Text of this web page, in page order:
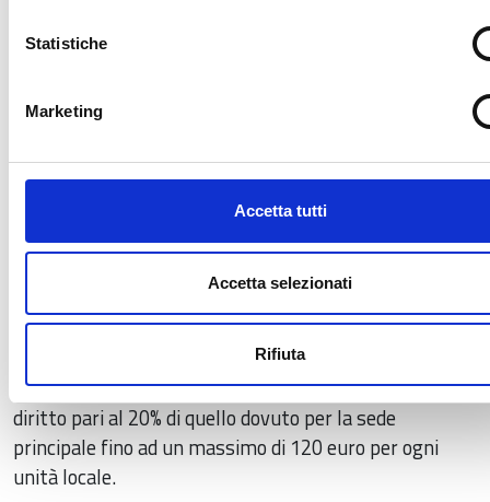
Statistiche
Marketing
Accetta tutti
Accetta selezionati
Rifiuta
imprese individuali
società semplici non agricole
società fra professionisti (D.Lgs. 96/2001) euro
24
unità locali o sedi secondarie di imprese
estere
soggetti iscritti solo al R.E.A.
Nota bene: le imprese che esercitano attività
economica anche attraverso unità locali devono
versare, per ciascuna di esse, alla Camera di
Commercio nel cui territorio ha sede l’unità locale, un
diritto pari al 20% di quello dovuto per la sede
principale fino ad un massimo di 120 euro per ogni
unità locale.